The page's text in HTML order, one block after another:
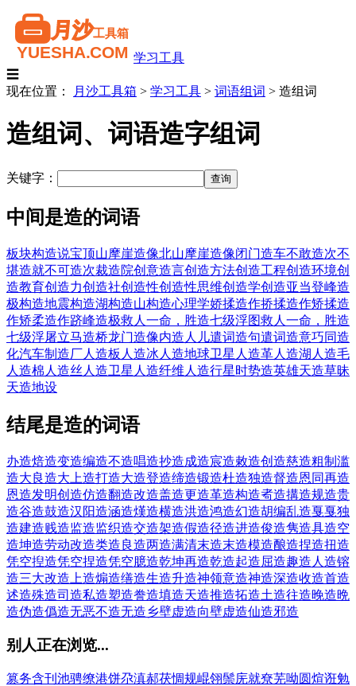
学习工具
☰
现在位置：
月沙工具箱 > 学习工具 > 词语组词 > 造组词
造组词、词语造字组词
关键字：
中间是造的词语
板块构造说宝顶山摩崖造像北山摩崖造像闭门造车不敢造次不
堪造就不可造次裁造院创意造言创造方法创造工程创造环境创
造教育创造力创造社创造性创造性思维创造学创造亚当登峰造
极构造地震构造湖构造山构造心理学娇揉造作挢揉造作矫揉造
作矫柔造作跻峰造极救人一命，胜造七级浮图救人一命，胜造
七级浮屠立马造桥龙门造像内造人儿遣词造句遣词造意巧同造
化汽车制造厂人造板 人造冰 人造地球卫星 人造革人造湖 人造毛
人造棉 人造丝 人造卫星 人造纤维 人造行星时势造英雄天造草昧
天造地设
结尾是造的词语
办造焙造变造编造不造唱造抄造成造宸造敕造创造慈造粗制滥
造大良造大上造打造大造登造缔造锻造杜造独造督造恩同再造
恩造发明创造仿造翻造改造盖造更造革造构造耇造搆造规造贵
造谷造鼓造汉阳造涵造熯造横造洪造鸿造幻造胡编乱造戛戛独
造建造贱造监造监织造交造架造假造径造进造俊造隽造具造空
造坤造劳动改造类造良造两造满清末造末造模造酿造捏造扭造
凭空揑造凭空捏造凭空臆造乾坤再造乾造起造屈造趣造 人造镕
造三大改造 上造煽造缮造生造升造神领意造神造深造收造首造
述造殊造司造私造塑造誊造填造天造推造拓造土造往造晚造晩
造伪造僞造无恶不造无造乡壁虚造向壁虚造仙造邪造
别人正在浏览...
篡务含刊 池骋缭港饼尕滇郝茯惆规崐翎鬃庑就尞芜呦圆煊诳勉